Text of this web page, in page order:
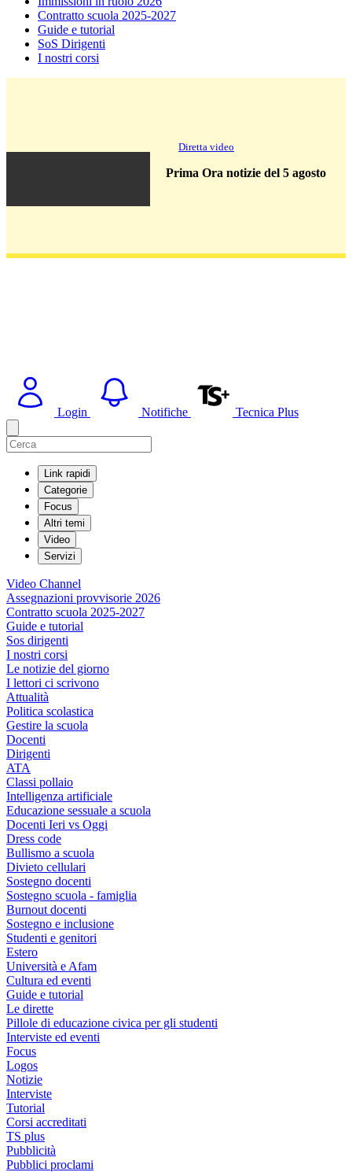
Contratto scuola 2025-2027
Guide e tutorial
SoS Dirigenti
I nostri corsi
Diretta video
Prima Ora notizie del 5 agosto
Login Notifiche Tecnica Plus
Link rapidi
Categorie
Focus
Altri temi
Video
Servizi
Video Channel
Assegnazioni provvisorie 2026
Contratto scuola 2025-2027
Guide e tutorial
Sos dirigenti
I nostri corsi
Le notizie del giorno
I lettori ci scrivono
Attualità
Politica scolastica
Gestire la scuola
Docenti
Dirigenti
ATA
Classi pollaio
Intelligenza artificiale
Educazione sessuale a scuola
Docenti Ieri vs Oggi
Dress code
Bullismo a scuola
Divieto cellulari
Sostegno docenti
Sostegno scuola - famiglia
Burnout docenti
Sostegno e inclusione
Studenti e genitori
Estero
Università e Afam
Cultura ed eventi
Guide e tutorial
Le dirette
Pillole di educazione civica per gli studenti
Interviste ed eventi
Focus
Logos
Notizie
Interviste
Tutorial
Corsi accreditati
TS plus
Pubblicità
Pubblici proclami